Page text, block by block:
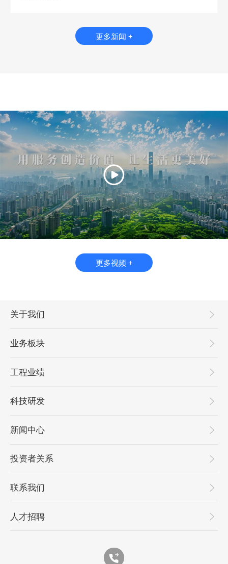
更多新闻 +
更多视频 +
关于我们
业务板块
工程业绩
科技研发
新闻中心
投资者关系
联系我们
人才招聘